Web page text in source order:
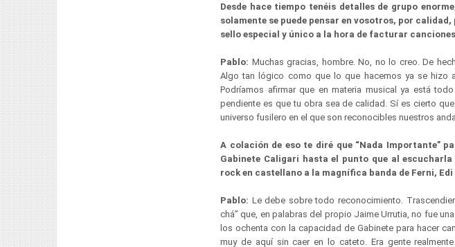
Desde hace tiempo tenéis detalles de grupo
solamente se puede pensar en vosotros, por
sello especial y único a la hora de facturar
Pablo: Muchas gracias, hombre. No, no lo creo. De
Algo tan lógico como que lo que hacemos ya se hizo
Podríamos afirmar que en materia musical ya está
pendiente es que tu obra sea de calidad. Sí es cierto
universo fusilero en el que son reconocibles nuestros
A colación de eso te diré que “Nada Importante”
Gabinete Caligari hasta el punto que al
rock en castellano a la magnífica banda de Ferni, Edi
Pablo: Le debe sobre todo reconocimiento.
chá” que, en palabras del propio Jaime Urrutia, no fue
los ochenta con la capacidad de Gabinete para hacer
muy de aquí sin caer en lo cateto. Era gente